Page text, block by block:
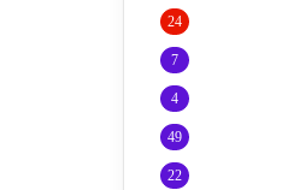
24
7
4
49
22